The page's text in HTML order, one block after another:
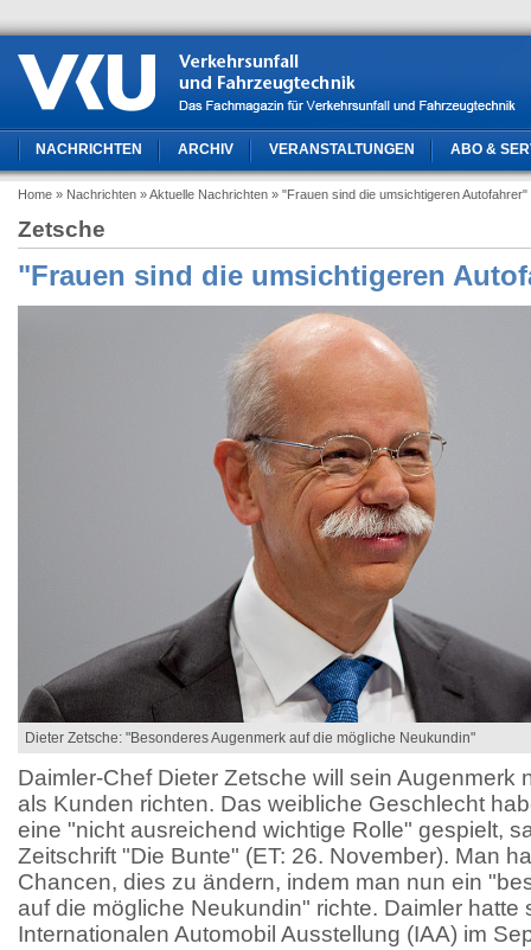
NACHRICHTEN ARCHIV VERANSTALTUNGEN ABO &
Home » Nachrichten » Aktuelle Nachrichten » "Frauen sind die umsichtigeren Autofahrer"
Zetsche
"Frauen sind die umsichtigeren
Dieter Zetsche: "Besonderes Augenmerk auf die mögliche Neukundin"
Daimler-Chef Dieter Zetsche will sein Augenmerk
als Kunden richten. Das weibliche Geschlecht
eine "nicht ausreichend wichtige Rolle" gespielt,
Zeitschrift "Die Bunte" (ET: 26. November). Man
Chancen, dies zu ändern, indem man nun ein
auf die mögliche Neukundin" richte. Daimler hatte
Internationalen Automobil Ausstellung (IAA) im